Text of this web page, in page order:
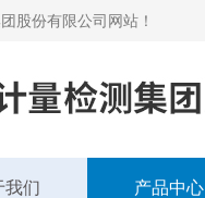
股份有限公司网站！
我们 产品中心